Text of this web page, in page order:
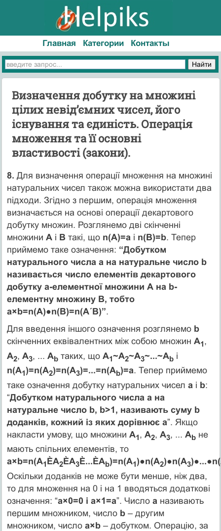
Главная Категории Контакты
Визначення добутку на множині
цілих невід’ємних чисел, його
існування та єдиність. Операція
множення та її основні
властивості (закони).
8. Для визначення операції множення на множині
натуральних чисел також можна використати два
підходи. Згідно з першим, операція множення
визначається на основі операції декартового
добутку множин. Розглянемо дві скінченні
множини Аі В такі, що n(А)=а і n(В)=b. Тепер
приймемо таке означення: “Добутком
натурального числа а на натуральне число b
називається число елементів декартового
добутку а-елементної множини А на b-
елементну множину В, тобто
а×b=n(А)●n(В)=n(А´В)”.
Для введення іншого означення розглянемо b
скінченних еквівалентних між собою множин А1,
А2, А3, ... Аb таких, що А1~А2~А3~...~Аb і
n(А1)=n(А2)=n(А3)=...=n(Аb)=а. Тепер приймемо
таке означення добутку натуральних чисел а і b:
“Добутком натурального числа а на
натуральне число b, b>1, називають суму b
доданків, кожний із яких дорівнює а”. Якщо
накласти умову, що множини А1, А2, А3, ... Аb не
мають спільних елементів, то
а×b=n(А1 ÈА2ÈА3È...ÈАb)=n(А1)●n(А2)●n(А3
Оскільки доданків не може бути менше, ніж два,
то для множення на 0 і на 1 вводяться додаткові
означення: “а×0=0 і а×1=а”. Число а називають
першим множником, число b– другим
множником, число а×b– добутком. Операцію, за